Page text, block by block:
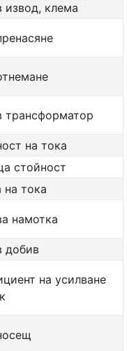
извод, клема
трансформатор
на тока
стойност
на тока
намотка
добив
на усилване